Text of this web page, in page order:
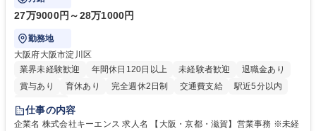
27万9000円～28万1000円
勤務地
大阪府大阪市淀川区
業界未経験歓迎
年間休日120日以上 未経験者歓迎
退職金あり
賞与あり
育休あり 完全週休2日制 交通費支給
駅近5分以内
土日祝休み
仕事の内容
企業名 株式会社キーエンス 求人名 【大阪・京都・滋賀】営業事務 ※未経